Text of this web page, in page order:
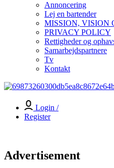
Annoncering
Lej en bartender
MISSION, VISION
PRIVACY POLICY
Rettigheder og
Samarbejdspartnere
Tv
Kontakt
Login /
Register
Advertisement